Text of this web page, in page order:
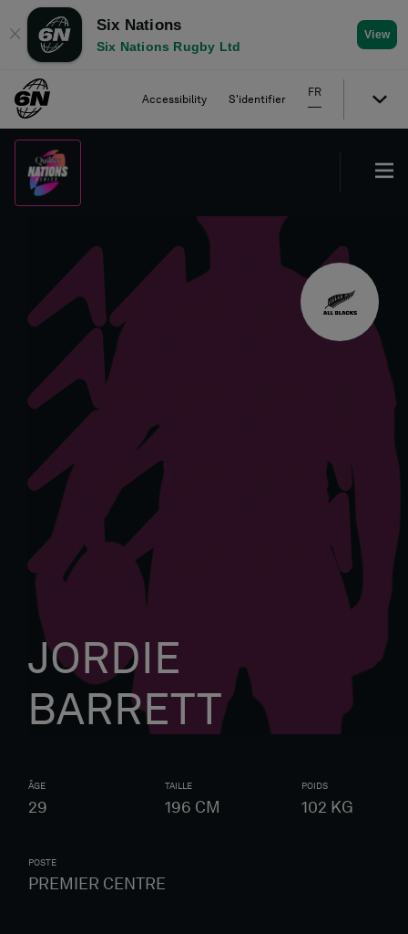
✕
Six Nations
Six Nations Rugby Ltd
View
Accessibility S'identifier
FR
JORDIE
BARRETT
ÂGE
29
TAILLE
196 CM
POIDS
102 KG
POSTE
PREMIER CENTRE